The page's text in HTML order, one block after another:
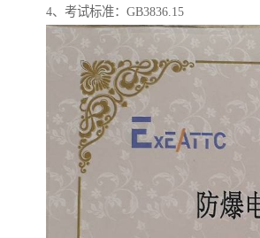
4、考试标准：GB3836.15